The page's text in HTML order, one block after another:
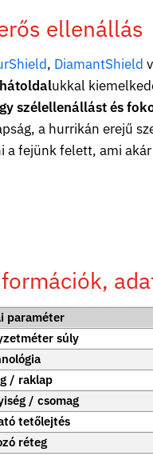
ellenállás
, DiamantShield
ukkal
szélellenállást és
a hurrikán erejű
a fejünk felett, ami
paraméter
súly
/ raklap
/ csomag
tetőlejtés
réteg